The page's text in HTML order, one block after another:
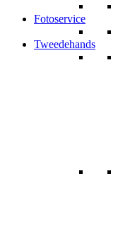
Fotoservice
Tweedehands